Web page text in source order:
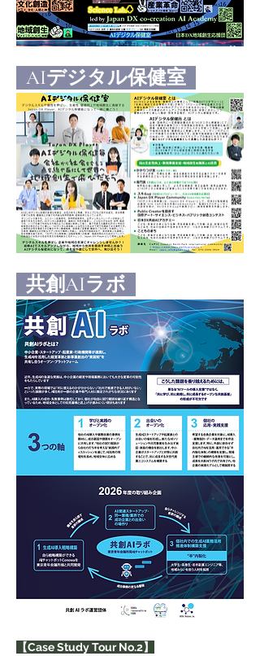
  AIデジタル保健室
  共創AIラボ
【Case Study Tour No.2】